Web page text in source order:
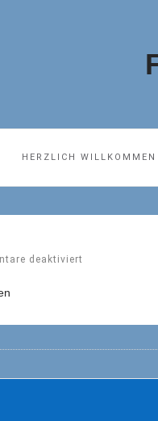
HERZLICH WILLKOMMEN
deaktiviert